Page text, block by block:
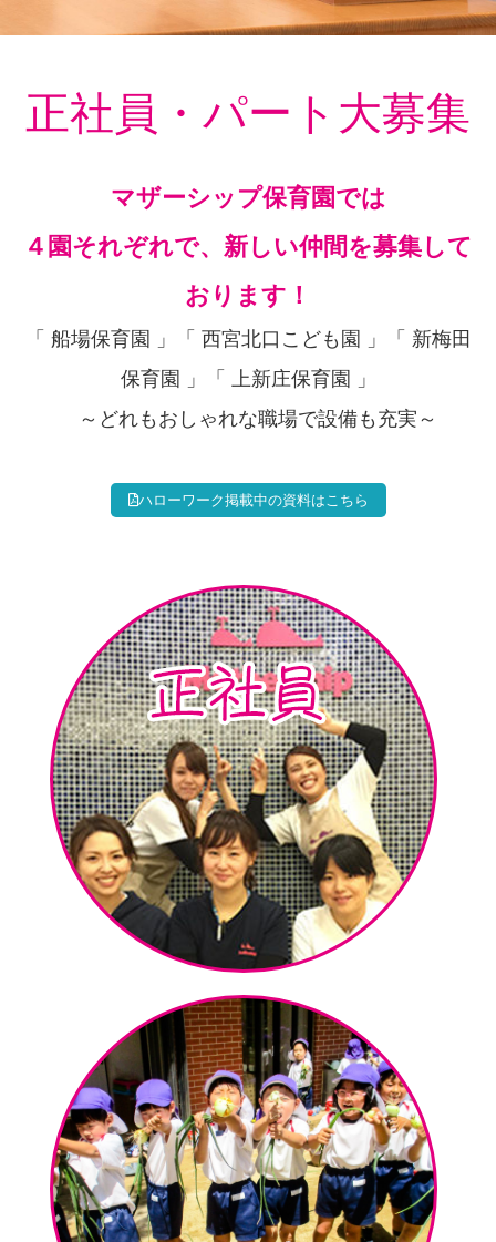
正社員・パート大募集
マザーシップ保育園では
４園それぞれで、新しい仲間を募集して
おります！
「 船場保育園 」「 西宮北口こども園 」「 新梅田
保育園 」「 上新庄保育園 」
～どれもおしゃれな職場で設備も充実～
ハローワーク掲載中の資料はこちら